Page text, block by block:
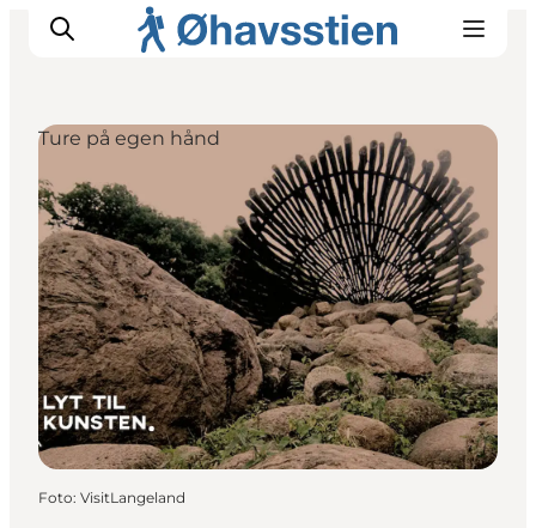
Inspiration
Vandreruter
Planlægning
Ture på egen hånd
Foto: VisitLangeland